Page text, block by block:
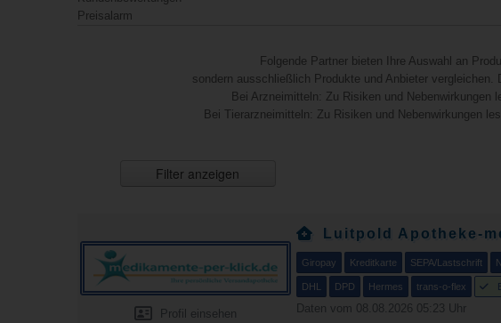
Preisalarm
Folgende Partner bieten Ihre Auswahl an
sondern ausschließlich Produkte und Anbieter
Bei Arzneimitteln: Zu Risiken und
Bei Tierarzneimitteln: Zu Risiken und Nebenwirkungen
Filter anzeigen
Profil einsehen
Luitpold Apotheke-
Giropay Kreditkarte SEPA/Lastschrift
DHL DPD Hermes trans-o-flex
Daten vom 08.08.2026 05:23 Uhr